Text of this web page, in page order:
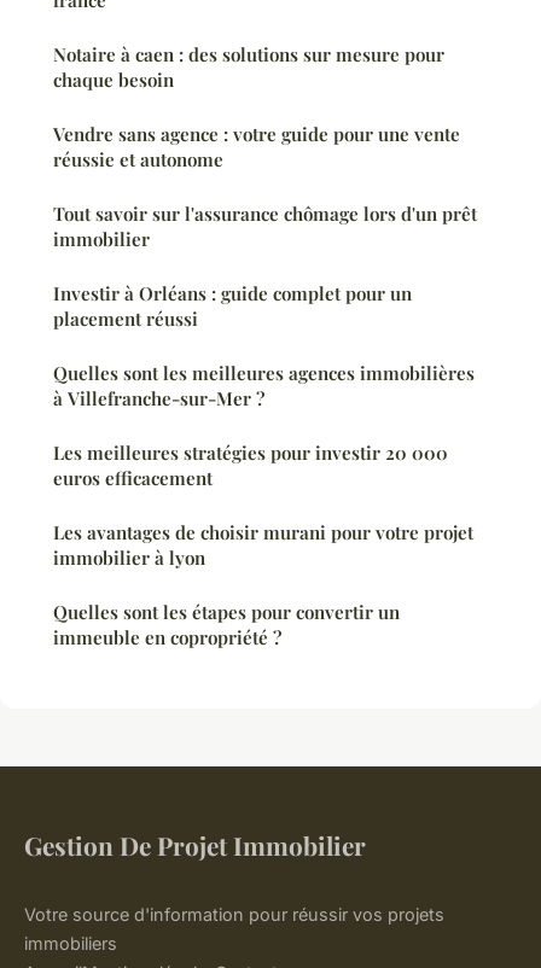
Notaire à caen : des solutions sur mesure pour
chaque besoin
Vendre sans agence : votre guide pour une vente
réussie et autonome
Tout savoir sur l'assurance chômage lors d'un prêt
immobilier
Investir à Orléans : guide complet pour un
placement réussi
Quelles sont les meilleures agences immobilières
à Villefranche-sur-Mer ?
Les meilleures stratégies pour investir 20 000
euros efficacement
Les avantages de choisir murani pour votre projet
immobilier à lyon
Quelles sont les étapes pour convertir un
immeuble en copropriété ?
Gestion De Projet Immobilier
Votre source d'information pour réussir vos projets
immobiliers